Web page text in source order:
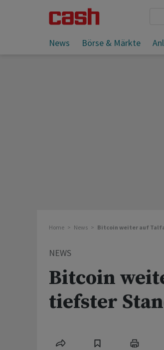
News Börse & Märkte
Sie lesen:
Home News Bitcoin weiter auf
NEWS
Bitcoin
tiefster